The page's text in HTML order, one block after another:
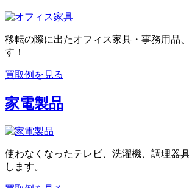
移転の際に出たオフィス家具・事務用品
す！
買取例を見る
家電製品
使わなくなったテレビ、洗濯機、調理器
します。